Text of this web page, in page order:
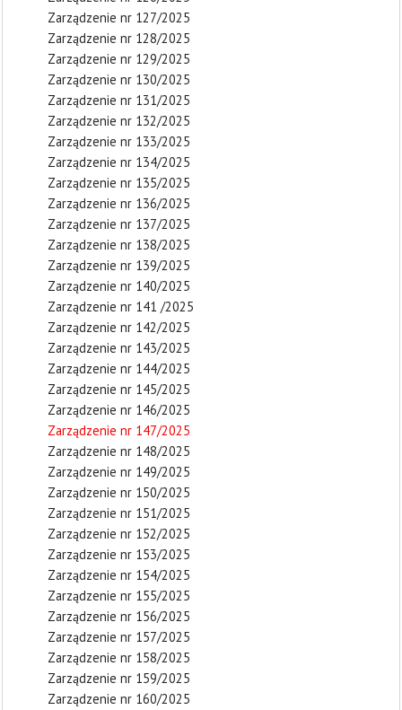
Zarządzenie nr 127/2025
Zarządzenie nr 128/2025
Zarządzenie nr 129/2025
Zarządzenie nr 130/2025
Zarządzenie nr 131/2025
Zarządzenie nr 132/2025
Zarządzenie nr 133/2025
Zarządzenie nr 134/2025
Zarządzenie nr 135/2025
Zarządzenie nr 136/2025
Zarządzenie nr 137/2025
Zarządzenie nr 138/2025
Zarządzenie nr 139/2025
Zarządzenie nr 140/2025
Zarządzenie nr 141 /2025
Zarządzenie nr 142/2025
Zarządzenie nr 143/2025
Zarządzenie nr 144/2025
Zarządzenie nr 145/2025
Zarządzenie nr 146/2025
Zarządzenie nr 147/2025
Zarządzenie nr 148/2025
Zarządzenie nr 149/2025
Zarządzenie nr 150/2025
Zarządzenie nr 151/2025
Zarządzenie nr 152/2025
Zarządzenie nr 153/2025
Zarządzenie nr 154/2025
Zarządzenie nr 155/2025
Zarządzenie nr 156/2025
Zarządzenie nr 157/2025
Zarządzenie nr 158/2025
Zarządzenie nr 159/2025
Zarządzenie nr 160/2025